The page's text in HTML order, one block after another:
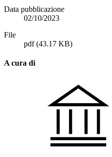
Data pubblicazione
02/10/2023
File
pdf(43.17 KB)
A cura di